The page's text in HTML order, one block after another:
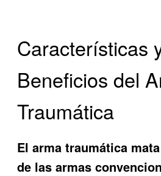
Características
Beneficios del
Traumática
El arma traumática mata
de las armas